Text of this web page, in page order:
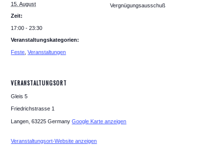
15. August
Zeit:
17:00 - 23:30
Veranstaltungskategorien:
Feste ,Veranstaltungen
VERANSTALTUNGSORT
Gleis 5
Friedrichstrasse 1
Langen 63225 Germany Google Karte anzeigen
Veranstaltungsort-Website anzeigen
Vergnügungsausschuß